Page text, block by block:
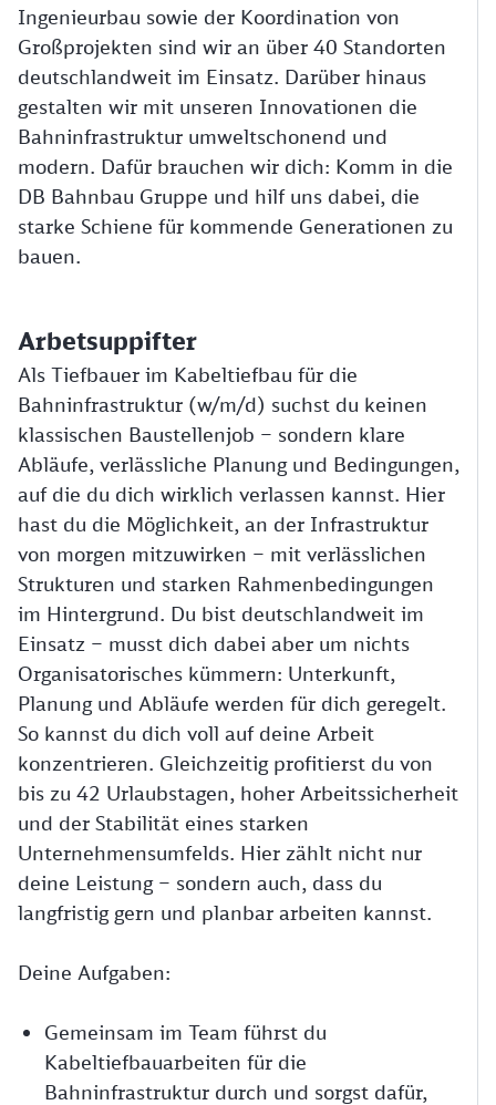
Ingenieurbau sowie der Koordination von
Großprojekten sind wir an über 40 Standorten
deutschlandweit im Einsatz. Darüber hinaus
gestalten wir mit unseren Innovationen die
Bahninfrastruktur umweltschonend und
modern. Dafür brauchen wir dich: Komm in die
DB Bahnbau Gruppe und hilf uns dabei, die
starke Schiene für kommende Generationen zu
bauen.
Arbetsuppifter
Als Tiefbauer im Kabeltiefbau für die
Bahninfrastruktur (w/m/d) suchst du keinen
klassischen Baustellenjob – sondern klare
Abläufe, verlässliche Planung und Bedingungen,
auf die du dich wirklich verlassen kannst. Hier
hast du die Möglichkeit, an der Infrastruktur
von morgen mitzuwirken – mit verlässlichen
Strukturen und starken Rahmenbedingungen
im Hintergrund. Du bist deutschlandweit im
Einsatz – musst dich dabei aber um nichts
Organisatorisches kümmern: Unterkunft,
Planung und Abläufe werden für dich geregelt.
So kannst du dich voll auf deine Arbeit
konzentrieren. Gleichzeitig profitierst du von
bis zu 42 Urlaubstagen, hoher Arbeitssicherheit
und der Stabilität eines starken
Unternehmensumfelds. Hier zählt nicht nur
deine Leistung – sondern auch, dass du
langfristig gern und planbar arbeiten kannst.
Deine Aufgaben:
Gemeinsam im Team führst du
Kabeltiefbauarbeiten für die
Bahninfrastruktur durch und sorgst dafür,